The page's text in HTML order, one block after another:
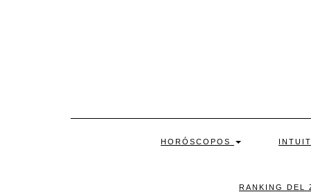
HORÓSCOPOS
RANKING DEL